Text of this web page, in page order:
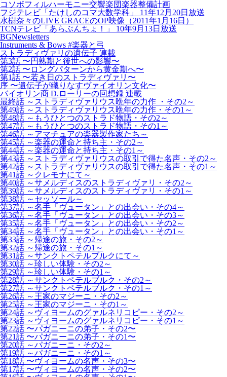
コソボフィルハーモニー交響楽団楽器整備計画
フジテレビ「たけしのコマ大数学科」 11年12月20日放送
水樹奈々のLIVE GRACEのOP映像（2011年1月16日）
TCNテレビ「あらぶんちょ！」 10年9月13日放送
BGNewsletters
Instruments & Bows #楽器と弓
ストラディヴァリの遺伝子 連載
第3話 〜円熟期と後世への影響〜
第2話 〜ロングパターンから黄金期へ〜
第1話 〜若き日のストラディヴァリ〜
序 〜遺伝子が織りなすヴァイオリン文化〜
バイオリン商 D.ローリーの回想録 連載
最終話 ～ストラディヴァリウス晩年の力作 ・その2～
第49話 ～ストラディヴァリウス晩年の力作・その1～
第48話 ～もうひとつのストラド物語・その2～
第47話 ～もうひとつのストラド物語・その1～
第46話 ～アマチュアの楽器製作家たち～
第45話 ～楽器の運命と持ち主・その2～
第44話 ～楽器の運命と持ち主・その1～
第43話 ～ストラディヴァリウスの取引で得た名声・その2～
第42話 ～ストラディヴァリウスの取引で得た名声・その1～
第41話 ～クレモナにて～
第40話 ～サメルディスのストラディヴァリ・その2～
第39話 ～サメルディスのストラディヴァリ・その1～
第38話 ～セッソール～
第37話 ～名手「ヴュータン」との出会い・その4～
第36話 ～名手「ヴュータン」との出会い・その3～
第35話 ～名手「ヴュータン」との出会い・その2～
第34話 ～名手「ヴュータン」との出会い・その1～
第33話 ～帰途の旅・その2～
第32話 ～帰途の旅・その1～
第31話 ～サンクトペテルブルクにて～
第30話 ～珍しい体験・その2～
第29話 ～珍しい体験・その1～
第28話 ～サンクトペテルブルク・その2～
第27話 ～サンクトペテルブルク・その1～
第26話 ～王家のマジーニ・その2～
第25話 ～王家のマジーニ・その1～
第24話 ～ヴィヨームのグァルネリコピー・その2～
第23話 ～ヴィヨームのグァルネリコピー・その1～
第22話 〜パガニーニの弟子・その2〜
第21話 〜パガニーニの弟子・その1〜
第20話 ～パガニーニ・その2～
第19話 ～パガニーニ・その1～
第18話 〜ヴィヨームの名声・その3〜
第17話 〜ヴィヨームの名声・その2〜